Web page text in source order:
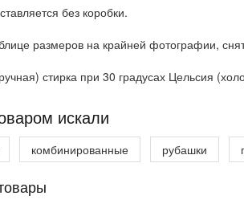
без коробки.
размеров на крайней фотографии,
стирка при 30 градусах Цельсия
искали
комбинированные рубашки